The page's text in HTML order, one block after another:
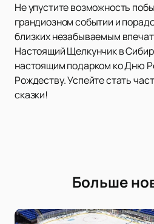
Не упустите возможность
грандиозном событии и
близких незабываемым
Настоящий Щелкунчик в
настоящим подарком ко Дню
Рождеству. Успейте стать
сказки!
Больше